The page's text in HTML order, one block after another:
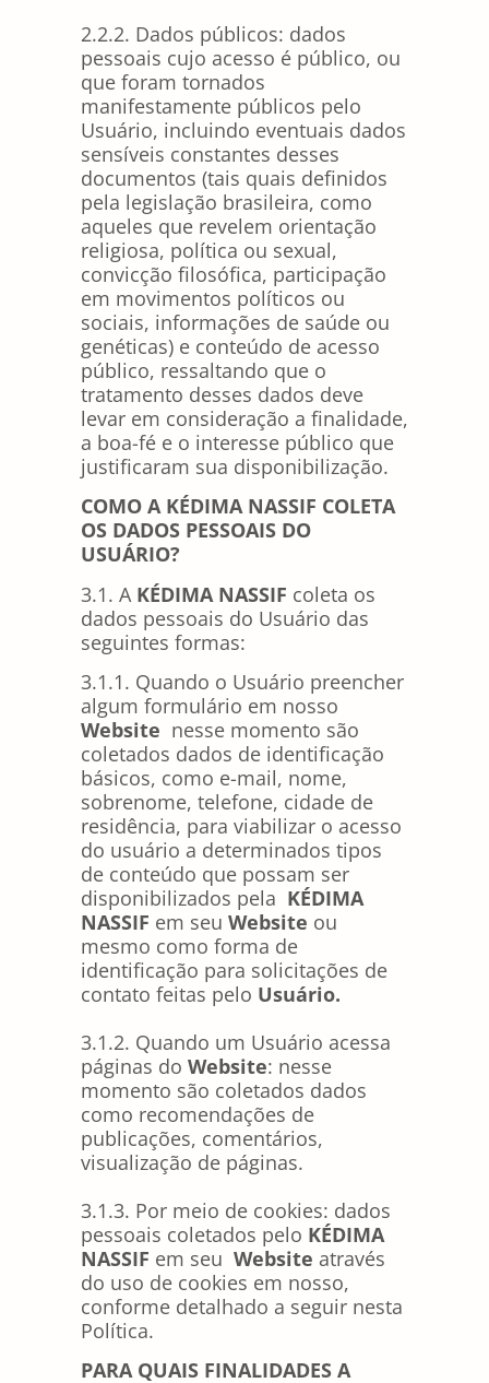
2.2.2. Dados públicos: dados
pessoais cujo acesso é público, ou
que foram tornados
manifestamente públicos pelo
Usuário, incluindo eventuais dados
sensíveis constantes desses
documentos (tais quais definidos
pela legislação brasileira, como
aqueles que revelem orientação
religiosa, política ou sexual,
convicção filosófica, participação
em movimentos políticos ou
sociais, informações de saúde ou
genéticas) e conteúdo de acesso
público, ressaltando que o
tratamento desses dados deve
levar em consideração a finalidade,
a boa-fé e o interesse público que
justificaram sua disponibilização.
COMO A KÉDIMA NASSIF COLETA
OS DADOS PESSOAIS DO
USUÁRIO?
3.1. A KÉDIMA NASSIF coleta os
dados pessoais do Usuário das
seguintes formas:
3.1.1. Quando o Usuário preencher
algum formulário em nosso
Website nesse momento são
coletados dados de identificação
básicos, como e-mail, nome,
sobrenome, telefone, cidade de
residência, para viabilizar o acesso
do usuário a determinados tipos
de conteúdo que possam ser
disponibilizados pela KÉDIMA
NASSIF em seu Website ou
mesmo como forma de
identificação para solicitações de
contato feitas pelo Usuário.
3.1.2. Quando um Usuário acessa
páginas do Website: nesse
momento são coletados dados
como recomendações de
publicações, comentários,
visualização de páginas.
3.1.3. Por meio de cookies: dados
pessoais coletados pelo KÉDIMA
NASSIF em seu Website através
do uso de cookies em nosso,
conforme detalhado a seguir nesta
Política.
PARA QUAIS FINALIDADES A